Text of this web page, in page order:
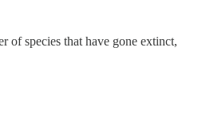
of species that have gone extinct,